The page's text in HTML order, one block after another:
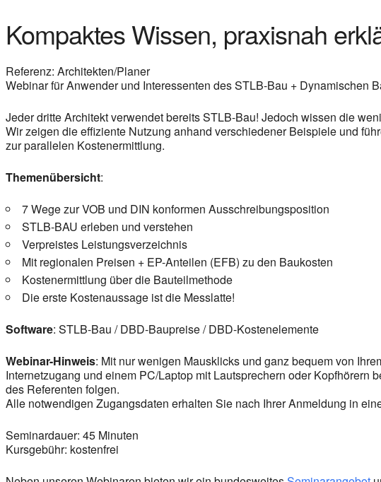
Kompaktes Wissen, praxisnah
Referenz: Architekten/Planer
Webinar für Anwender und Interessenten des STLB-Bau + Dynamischen
Jeder dritte Architekt verwendet bereits STLB-Bau! Jedoch wissen die
Wir zeigen die effiziente Nutzung anhand verschiedener Beispiele und
zur parallelen Kostenermittlung.
Themenübersicht:
7 Wege zur VOB und DIN konformen Ausschreibungsposition
STLB-BAU erleben und verstehen
Verpreistes Leistungsverzeichnis
Mit regionalen Preisen + EP-Anteilen (EFB) zu den Baukosten
Kostenermittlung über die Bauteilmethode
Die erste Kostenaussage ist die Messlatte!
Software: STLB-Bau / DBD-Baupreise / DBD-Kostenelemente
Webinar-Hinweis: Mit nur wenigen Mausklicks und ganz bequem von
Internetzugang und einem PC/Laptop mit Lautsprechern oder
des Referenten folgen.
Alle notwendigen Zugangsdaten erhalten Sie nach Ihrer Anmeldung in
Seminardauer: 45 Minuten
Kursgebühr: kostenfrei